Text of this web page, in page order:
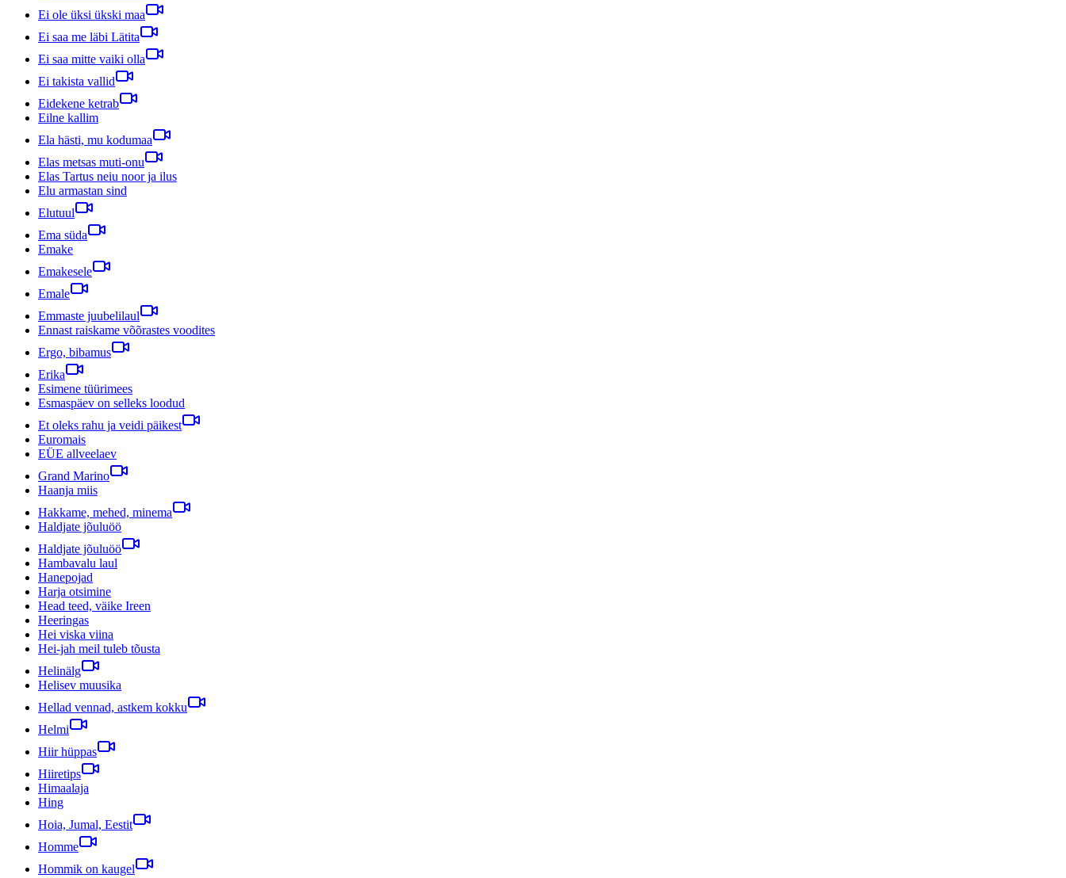
Ei ole üksi ükski maa
Ei saa me läbi Lätita
Ei saa mitte vaiki olla
Ei takista vallid
Eidekene ketrab
Eilne kallim
Ela hästi, mu kodumaa
Elas metsas muti-onu
Elas Tartus neiu noor ja ilus
Elu armastan sind
Elutuul
Ema süda
Emake
Emakesele
Emale
Emmaste juubelilaul
Ennast raiskame võõrastes voodites
Ergo, bibamus
Erika
Esimene tüürimees
Esmaspäev on selleks loodud
Et oleks rahu ja veidi päikest
Euromais
EÜE allveelaev
Grand Marino
Haanja miis
Hakkame, mehed, minema
Haldjate jõuluöö
Haldjate jõuluöö
Hambavalu laul
Hanepojad
Harja otsimine
Head teed, väike Ireen
Heeringas
Hei viska viina
Hei-jah meil tuleb tõusta
Helinälg
Helisev muusika
Hellad vennad, astkem kokku
Helmi
Hiir hüppas
Hiiretips
Himaalaja
Hing
Hoia, Jumal, Eestit
Homme
Hommik on kaugel